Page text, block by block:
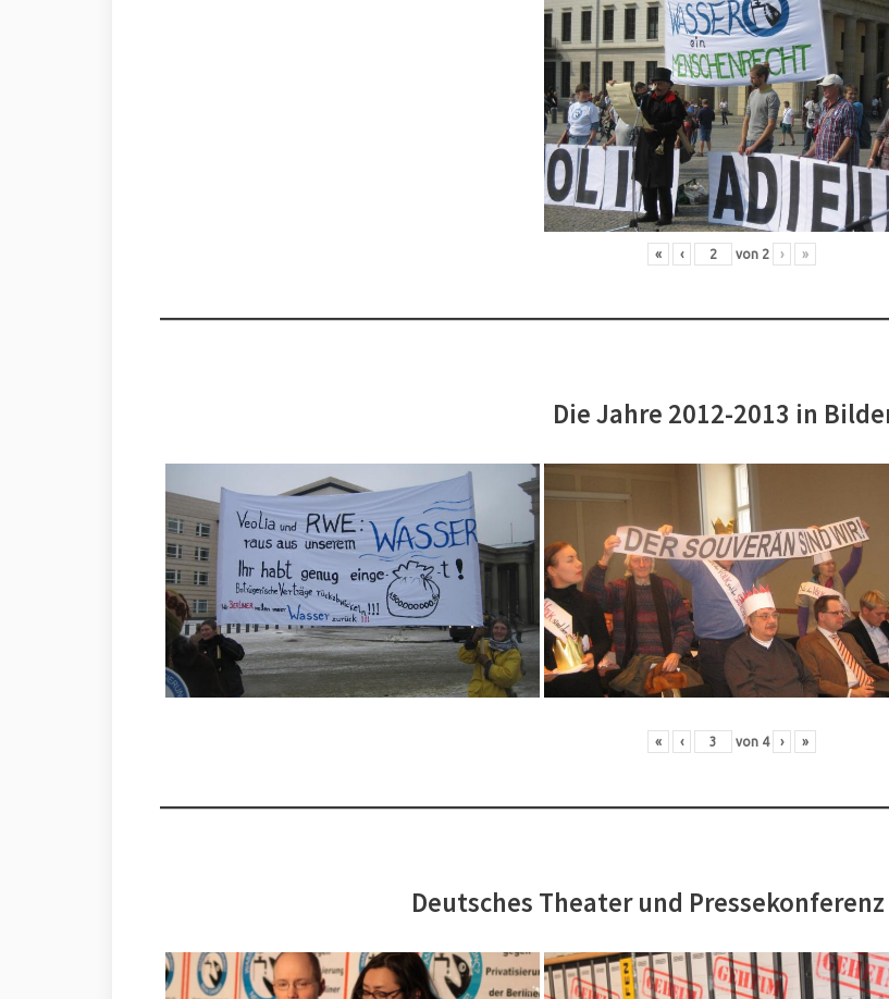
« ‹ von 2 › »
Die Jahre 2012-2013 in
« ‹ von 4 › »
Deutsches Theater und